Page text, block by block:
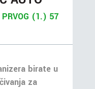
PRVOG (1.) 57
birate u
za